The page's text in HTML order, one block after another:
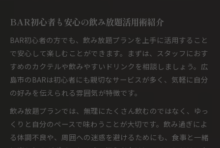
BAR初心者も安心の飲み放題活用術紹介
BAR初心者の方でも、飲み放題プランを上手に活用すること
で安心して楽しむことができます。まずは、スタッフにおす
すめのカクテルや飲みやすいドリンクを相談しましょう。広
島市のBARは初心者にも親切なサービスが多く、気軽に自分
の好みを伝えられる雰囲気が特徴です。
飲み放題プランでは、無理にたくさん飲むのではなく、ゆっ
くりと自分のペースで味わうことが大切です。飲み過ぎによ
る体調不良や、周囲への迷惑を避けるためにも、食事と一緒